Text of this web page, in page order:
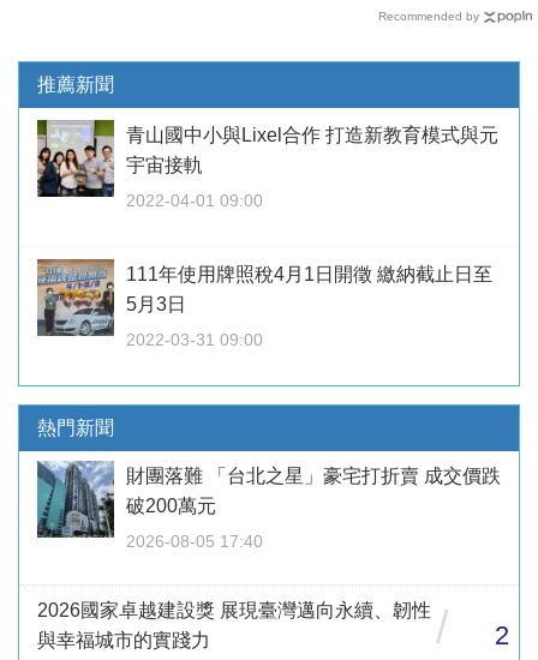
Recommended by
推薦新聞
青山國中小與Lixel合作 打造新教育模式與元
宇宙接軌
2022-04-01 09:00
111年使用牌照稅4月1日開徵 繳納截止日至
5月3日
2022-03-31 09:00
熱門新聞
財團落難 「台北之星」豪宅打折賣 成交價跌
破200萬元
2026-08-05 17:40
2026國家卓越建設獎 展現臺灣邁向永續、韌性
與幸福城市的實踐力
/ 2